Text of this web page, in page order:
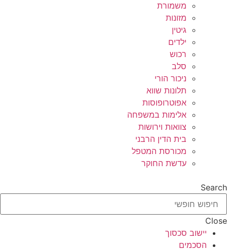
משמורת
מזונות
גיטין
ילדים
רכוש
סלב
ניכור הורי
תלונות שווא
אפוטרופוסות
אלימות במשפחה
צוואות וירושות
בית הדין הרבני
מכורסת המטפל
עדשת החוקר
Search
Close
יישוב סכסוך
הסכמים